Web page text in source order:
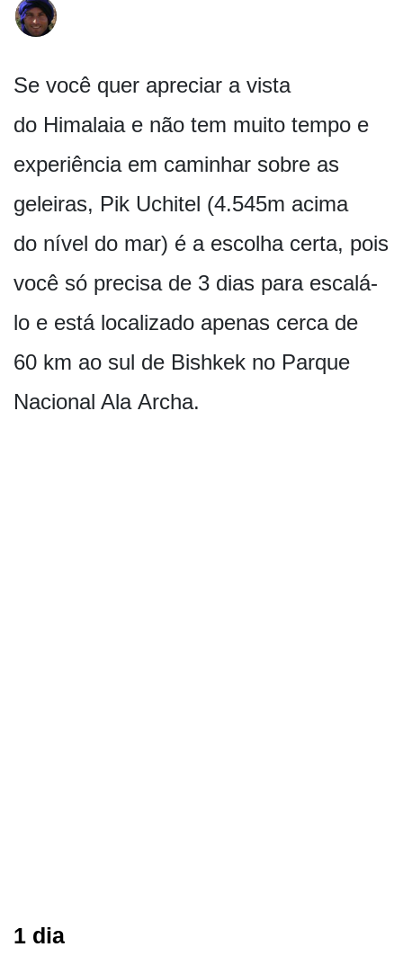
Se você quer apreciar a vista
do Himalaia e não tem muito tempo e
experiência em caminhar sobre as
geleiras, Pik Uchitel (4.545m acima
do nível do mar) é a escolha certa, pois
você só precisa de 3 dias para escalá-
lo e está localizado apenas cerca de
60 km ao sul de Bishkek no Parque
Nacional Ala Archa.
1 dia